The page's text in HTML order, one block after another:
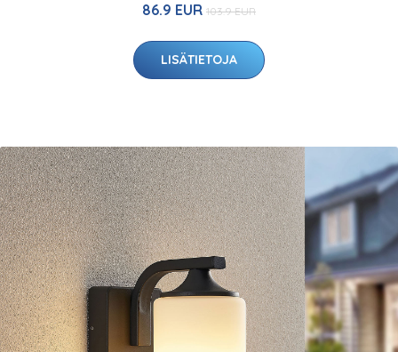
86.9 EUR 103.9 EUR
LISÄTIETOJA